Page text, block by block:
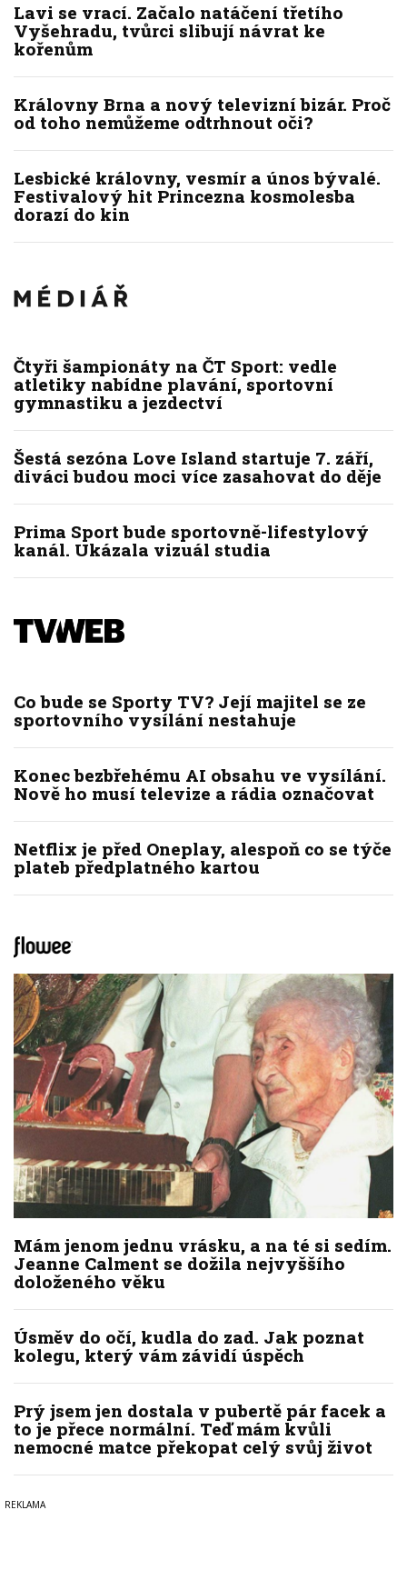
Lavi se vrací. Začalo natáčení třetího
Vyšehradu, tvůrci slibují návrat ke
kořenům
Královny Brna a nový televizní bizár. Proč
od toho nemůžeme odtrhnout oči?
Lesbické královny, vesmír a únos bývalé.
Festivalový hit Princezna kosmolesba
dorazí do kin
Čtyři šampionáty na ČT Sport: vedle
atletiky nabídne plavání, sportovní
gymnastiku a jezdectví
Šestá sezóna Love Island startuje 7. září,
diváci budou moci více zasahovat do děje
Prima Sport bude sportovně-lifestylový
kanál. Ukázala vizuál studia
Co bude se Sporty TV? Její majitel se ze
sportovního vysílání nestahuje
Konec bezbřehému AI obsahu ve vysílání.
Nově ho musí televize a rádia označovat
Netflix je před Oneplay, alespoň co se týče
plateb předplatného kartou
Mám jenom jednu vrásku, a na té si sedím.
Jeanne Calment se dožila nejvyššího
doloženého věku
Úsměv do očí, kudla do zad. Jak poznat
kolegu, který vám závidí úspěch
Prý jsem jen dostala v pubertě pár facek a
to je přece normální. Teď mám kvůli
nemocné matce překopat celý svůj život